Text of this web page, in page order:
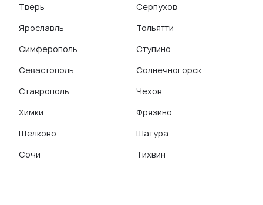
Тверь
Ярославль
Симферополь
Севастополь
Ставрополь
Химки
Щелково
Сочи
Серпухов
Тольятти
Ступино
Солнечногорск
Чехов
Фрязино
Шатура
Тихвин